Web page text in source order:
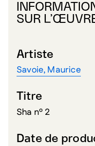
SUR
Artiste
Savoie, Maurice
Titre
Sha nº 2
Date de